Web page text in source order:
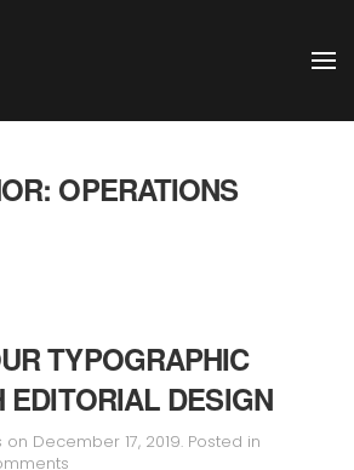
OPERATIONS
TYPOGRAPHIC
DESIGN
on December 17, 2019. Posted in